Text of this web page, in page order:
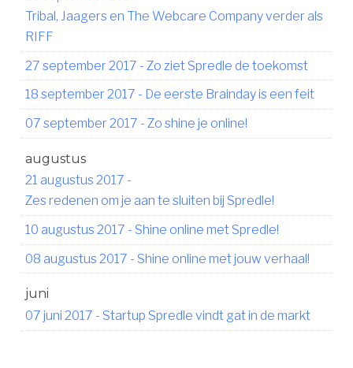
Tribal, Jaagers en The Webcare Company verder als
RIFF
27 september 2017 - Zo ziet Spredle de toekomst
18 september 2017 - De eerste Brainday is een feit
07 september 2017 - Zo shine je online!
augustus
21 augustus 2017 -
Zes redenen om je aan te sluiten bij Spredle!
10 augustus 2017 - Shine online met Spredle!
08 augustus 2017 - Shine online met jouw verhaal!
juni
07 juni 2017 - Startup Spredle vindt gat in de markt